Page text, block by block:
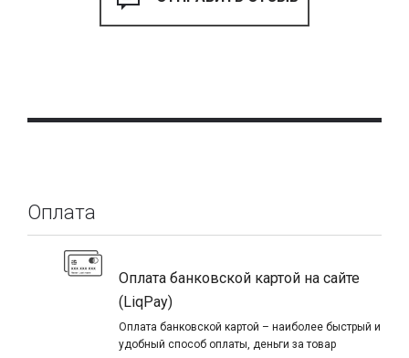
Оплата
Оплата банковской картой на сайте
(LiqPay)
Оплата банковской картой – наиболее быстрый и
удобный способ оплаты, деньги за товар